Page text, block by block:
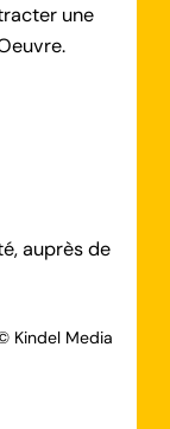
une
auprès de
Kindel Media